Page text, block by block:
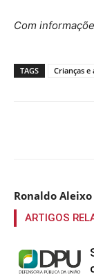
Com
TAGS Crianças e
Ronaldo Aleixo
ARTIGOS